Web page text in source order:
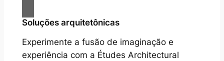
Soluções arquitetônicas
Experimente a fusão de imaginação e
experiência com a Études Architectural